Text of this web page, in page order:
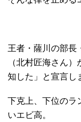
王者・薩川の部長
（北村匠海さん
知した」と宣言し
下克上、下位のラ
いエビ高。